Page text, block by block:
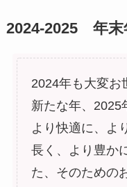
2024-2025 年末
2024年も大変お
新たな年、2025
より快適に、よ
長く、より豊か
た、そのための